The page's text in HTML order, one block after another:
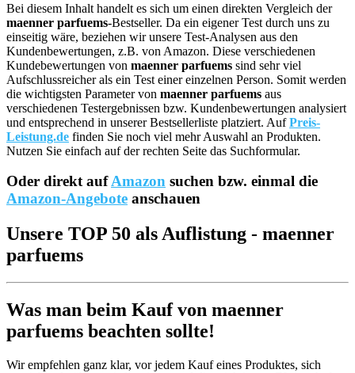
Bei diesem Inhalt handelt es sich um einen direkten Vergleich der
maenner parfuems-Bestseller. Da ein eigener Test durch uns zu
einseitig wäre, beziehen wir unsere Test-Analysen aus den
Kundenbewertungen, z.B. von Amazon. Diese verschiedenen
Kundebewertungen von maenner parfuems sind sehr viel
Aufschlussreicher als ein Test einer einzelnen Person. Somit werden
die wichtigsten Parameter von maenner parfuems aus
verschiedenen Testergebnissen bzw. Kundenbewertungen analysiert
und entsprechend in unserer Bestsellerliste platziert. AufPreis-
Leistung.de finden Sie noch viel mehr Auswahl an Produkten.
Nutzen Sie einfach auf der rechten Seite das Suchformular.
Oder direkt aufAmazon suchen bzw. einmal die
Amazon-Angebote anschauen
Unsere TOP 50 als Auflistung - maenner
parfuems
Was man beim Kauf von maenner
parfuems beachten sollte!
Wir empfehlen ganz klar, vor jedem Kauf eines Produktes, sich